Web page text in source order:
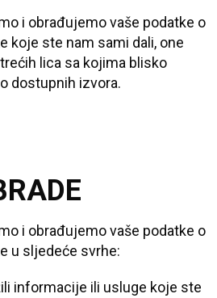
i obrađujemo vaše podatke o
koje ste nam sami dali, one
lica sa kojima blisko
dostupnih izvora.
i obrađujemo vaše podatke o
u sljedeće svrhe:
informacije ili usluge koje ste